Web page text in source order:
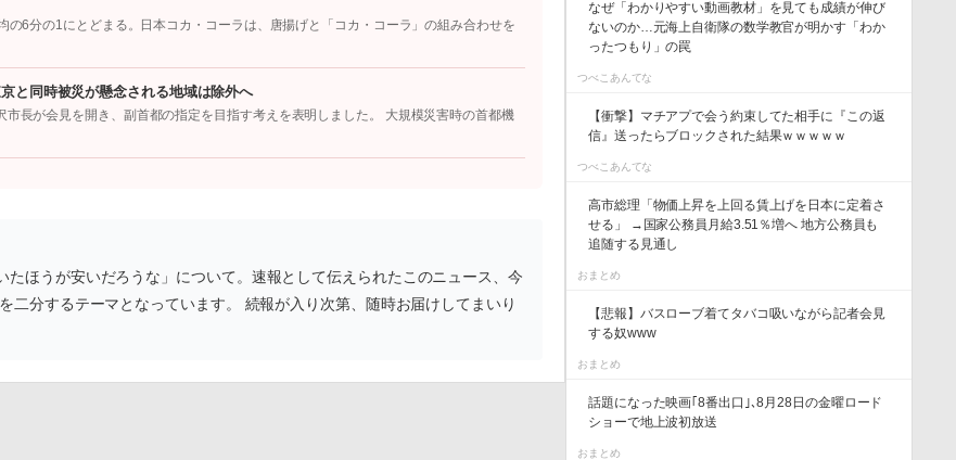
6分の1にとどまる。日本コカ・コーラは、唐揚げと「コカ・コーラ」の組み合わせを
と同時被災が懸念される地域は除外へ
長が会見を開き、副首都の指定を目指す考えを表明しました。 大規模災害時の首都機
たほうが安いだろうな」について。速報として伝えられたこのニュース、今
分するテーマとなっています。 続報が入り次第、随時お届けしてまいり
なぜ「わかりやすい動画教材」を見ても成績が伸び
ないのか…元海上自衛隊の数学教官が明かす「わか
ったつもり」の罠
つべこあんてな
【衝撃】マチアプで会う約束してた相手に『この返
信』送ったらブロックされた結果ｗｗｗｗｗ
つべこあんてな
高市総理「物価上昇を上回る賃上げを日本に定着さ
せる」 →国家公務員月給3.51％増へ 地方公務員も
追随する見通し
おまとめ
【悲報】バスローブ着てタバコ吸いながら記者会見
する奴www
おまとめ
話題になった映画｢8番出口｣､8月28日の金曜ロード
ショーで地上波初放送
おまとめ